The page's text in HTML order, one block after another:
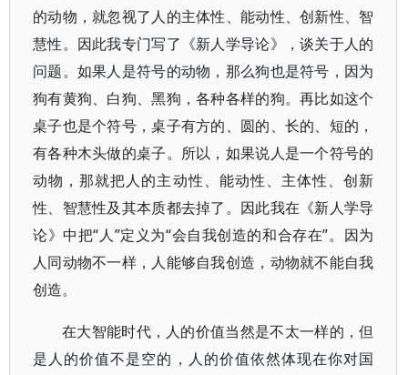
的动物，就忽视了人的主体性、能动性、创新性、智
慧性。因此我专门写了《新人学导论》，谈关于人的
问题。如果人是符号的动物，那么狗也是符号，因为
狗有黄狗、白狗、黑狗，各种各样的狗。再比如这个
桌子也是个符号，桌子有方的、圆的、长的、短的，
有各种木头做的桌子。所以，如果说人是一个符号的
动物，那就把人的主动性、能动性、主体性、创新
性、智慧性及其本质都去掉了。因此我在《新人学导
论》中把“人”定义为“会自我创造的和合存在”。因为
人同动物不一样，人能够自我创造，动物就不能自我
创造。
在大智能时代，人的价值当然是不太一样的，但
是人的价值不是空的，人的价值依然体现在你对国